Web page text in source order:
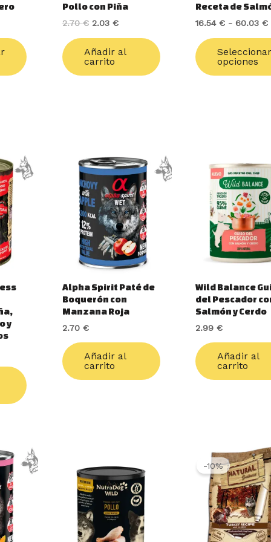
de
producto
Pollo con Piña
2.70€ 2.03 €
Añadir al
carrito
Receta de
16.54€ - 60.03€
opciones
y
€.
Alpha Spirit Paté de
Boquerón con
Manzana Roja
2.70 €
Añadir al
carrito
Wild Balance
del Pescador
Salmón y Cerdo
2.99€
Añadir al
carrito
€.
-10%